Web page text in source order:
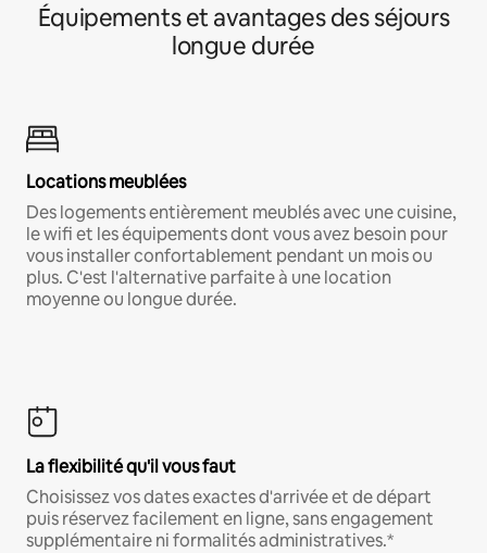
Équipements et avantages des séjours
longue durée
Locations meublées
Des logements entièrement meublés avec une cuisine,
le wifi et les équipements dont vous avez besoin pour
vous installer confortablement pendant un mois ou
plus. C'est l'alternative parfaite à une location
moyenne ou longue durée.
La flexibilité qu'il vous faut
Choisissez vos dates exactes d'arrivée et de départ
puis réservez facilement en ligne, sans engagement
supplémentaire ni formalités administratives.*